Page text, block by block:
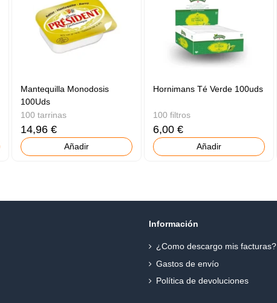
Mantequilla Monodosis
100Uds
100 tarrinas
14,96 €
Añadir
Hornimans Té Verde 100uds
100 filtros
6,00 €
Añadir
Información
¿Como descargo mis facturas?
Gastos de envío
Política de devoluciones